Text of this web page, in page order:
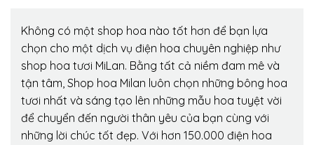
Không có một shop hoa nào tốt hơn để bạn lựa
chọn cho một dịch vụ điện hoa chuyên nghiệp như
shop hoa tươi MiLan. Bằng tất cả niềm đam mê và
tận tâm, Shop hoa Milan luôn chọn những bông hoa
tươi nhất và sáng tạo lên những mẫu hoa tuyệt vời
để chuyển đến người thân yêu của bạn cùng với
những lời chúc tốt đẹp. Với hơn 150.000 điện hoa